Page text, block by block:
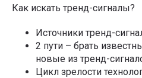
Как искать тренд-сигналы?
Источники тренд-
2 пути – брать
новые из тренд-
Цикл зрелости